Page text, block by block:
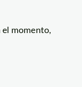
momento,